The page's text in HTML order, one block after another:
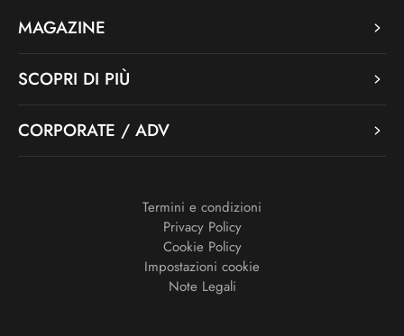
MAGAZINE
SCOPRI DI PIÙ
CORPORATE / ADV
Termini e condizioni
Privacy Policy
Cookie Policy
Impostazioni cookie
Note Legali